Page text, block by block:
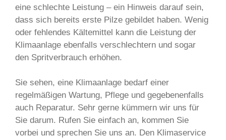
eine schlechte Leistung – ein Hinweis darauf sein,
dass sich bereits erste Pilze gebildet haben. Wenig
oder fehlendes Kältemittel kann die Leistung der
Klimaanlage ebenfalls verschlechtern und sogar
den Spritverbrauch erhöhen.
Sie sehen, eine Klimaanlage bedarf einer
regelmäßigen Wartung, Pflege und gegebenenfalls
auch Reparatur. Sehr gerne kümmern wir uns für
Sie darum. Rufen Sie einfach an, kommen Sie
vorbei und sprechen Sie uns an. Den Klimaservice